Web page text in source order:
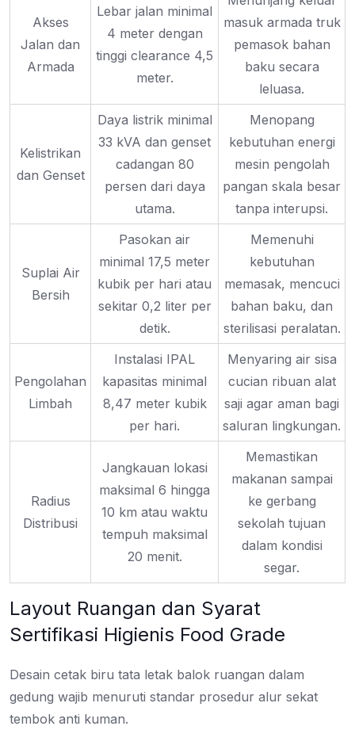
Akses
Jalan dan
Armada
Lebar jalan minimal
4 meter dengan
tinggi clearance 4,5
meter.
masuk armada truk
pemasok bahan
baku secara
leluasa.
Kelistrikan
dan Genset
Daya listrik minimal
33 kVA dan genset
cadangan 80
persen dari daya
utama.
Menopang
kebutuhan energi
mesin pengolah
pangan skala besar
tanpa interupsi.
Suplai Air
Bersih
Pasokan air
minimal 17,5 meter
kubik per hari atau
sekitar 0,2 liter per
detik.
Memenuhi
kebutuhan
memasak, mencuci
bahan baku, dan
sterilisasi peralatan.
Pengolahan
Limbah
Instalasi IPAL
kapasitas minimal
8,47 meter kubik
per hari.
Menyaring air sisa
cucian ribuan alat
saji agar aman bagi
saluran lingkungan.
Radius
Distribusi
Jangkauan lokasi
maksimal 6 hingga
10 km atau waktu
tempuh maksimal
20 menit.
Memastikan
makanan sampai
ke gerbang
sekolah tujuan
dalam kondisi
segar.
Layout Ruangan dan Syarat
Sertifikasi Higienis Food Grade
Desain cetak biru tata letak balok ruangan dalam
gedung wajib menuruti standar prosedur alur sekat
tembok anti kuman.